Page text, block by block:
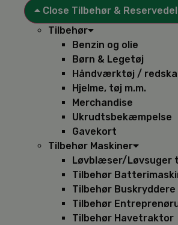
Close Tilbehør &
Tilbehør
Benzin og olie
Børn & Legetøj
Håndværktøj /
Hjelme, tøj m.m.
Merchandise
Ukrudtsbekæmpelse
Gavekort
Tilbehør Maskiner
Løvblæser/Løvsuger
Tilbehør
Tilbehør Buskryddere
Tilbehør
Tilbehør Havetraktor